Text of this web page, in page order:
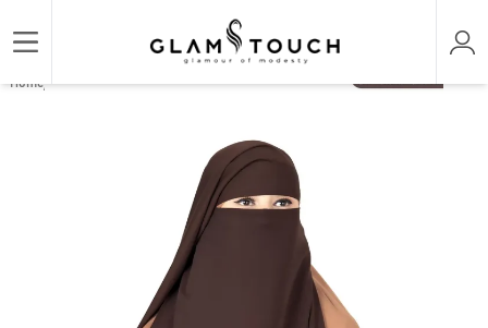
Home/HIJAB & NIQAB/NAOMI TWO LAYER FLAP NIQAB | GT-1738